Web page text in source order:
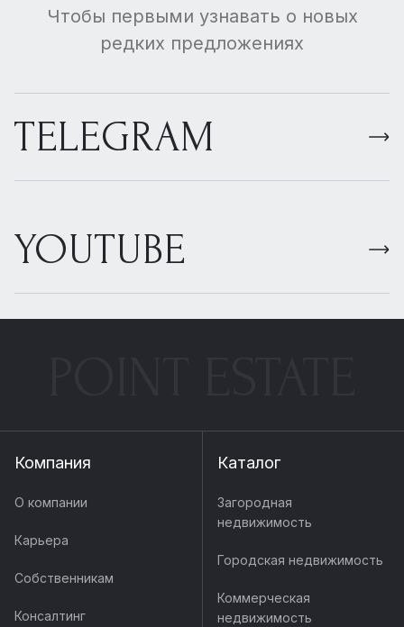
Чтобы первыми узнавать о новых
редких предложениях
TELEGRAM
YOUTUBE
Компания
О компании
Карьера
Собственникам
Консалтинг
Каталог
Загородная
недвижимость
Городская недвижимость
Коммерческая
недвижимость